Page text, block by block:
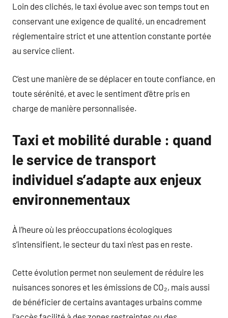
Loin des clichés, le taxi évolue avec son temps tout en
conservant une exigence de qualité, un encadrement
réglementaire strict et une attention constante portée
au service client.
C’est une manière de se déplacer en toute confiance, en
toute sérénité, et avec le sentiment d’être pris en
charge de manière personnalisée.
Taxi et mobilité durable : quand
le service de transport
individuel s’adapte aux enjeux
environnementaux
À l’heure où les préoccupations écologiques
s’intensifient, le secteur du taxi n’est pas en reste.
Cette évolution permet non seulement de réduire les
nuisances sonores et les émissions de CO₂, mais aussi
de bénéficier de certains avantages urbains comme